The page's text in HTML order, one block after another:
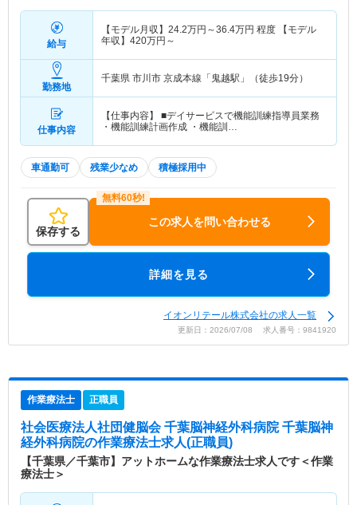
給与
【モデル月収】 24.2万円～36.4万円 程度 【モデル
年収】 420万円～
勤務地
千葉県 市川市 京成本線「鬼越駅」（徒歩19分）
仕事内容
【仕事内容】 ■デイサービスで機能訓練指導員業務
・機能訓練計画作成 ・機能訓…
車通勤可 残業少なめ 積極採用中
保存する
この求人を問い合わせる
詳細を見る
イオンリテール株式会社の求人一覧
更新日：2026/07/08 求人番号：9841920
作業療法士 正職員
社会医療法人社団健脳会 千葉脳神経外科病院 千葉脳神
経外科病院の作業療法士求人(正職員)
【千葉県／千葉市】アットホームな作業療法士求人です＜作業
療法士＞